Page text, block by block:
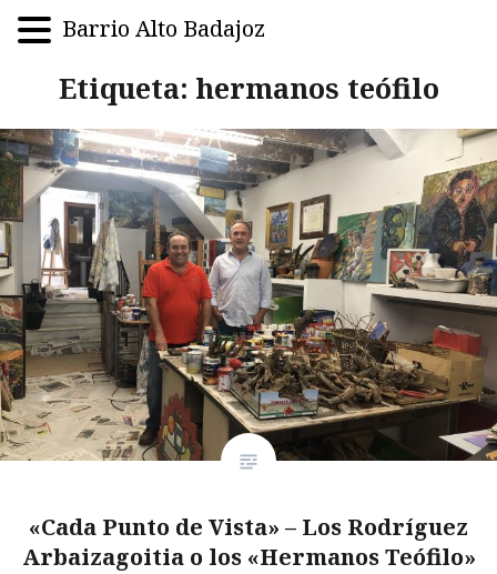
Etiqueta: hermanos teófilo
«Cada Punto de Vista» – Los Rodríguez
Arbaizagoitia o los «Hermanos Teófilo»
Barrio Alto Badajoz